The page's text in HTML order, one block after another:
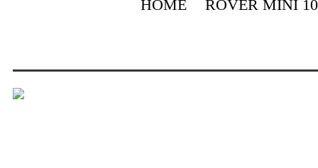
HOME ROVER MINI